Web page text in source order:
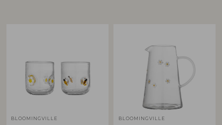
BLOOMINGVILLE BLOOMINGVILLE